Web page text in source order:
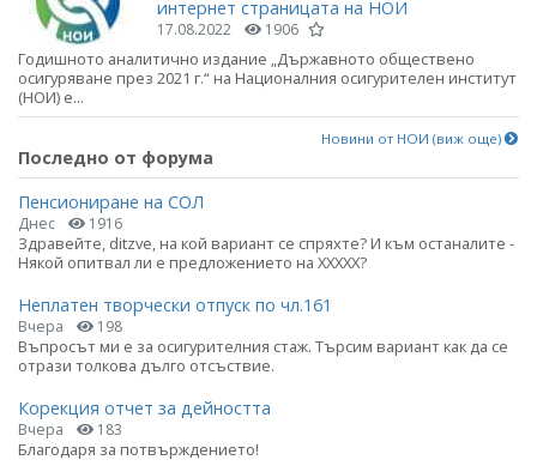
интернет страницата на НОИ
17.08.2022 1906
Годишното аналитично издание „Държавното обществено
осигуряване през 2021 г.“ на Националния осигурителен институт
(НОИ) е...
Новини от НОИ (виж още)
Последно от форума
Пенсиониране на СОЛ
Днес 1916
Здравейте, ditzve, на кой вариант се спряхте? И към останалите -
Някой опитвал ли е предложението на ХХХХХ?
Неплатен творчески отпуск по чл.161
Вчера 198
Въпросът ми е за осигурителния стаж. Търсим вариант как да се
отрази толкова дълго отсъствие.
Корекция отчет за дейността
Вчера 183
Благодаря за потвърждението!